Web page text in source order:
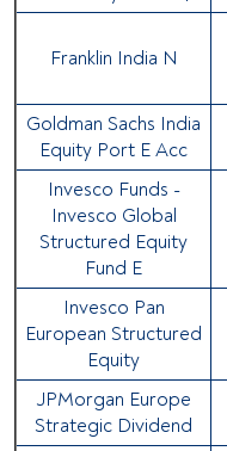
Franklin India N
Goldman Sachs India
Equity Port E Acc
Invesco Funds -
Invesco Global
Structured Equity
Fund E
Invesco Pan
European Structured
Equity
JPMorgan Europe
Strategic Dividend